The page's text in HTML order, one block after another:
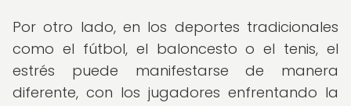
Por otro lado, en los deportes tradicionales
como el fútbol, el baloncesto o el tenis, el
estrés puede manifestarse de manera
diferente, con los jugadores enfrentando la